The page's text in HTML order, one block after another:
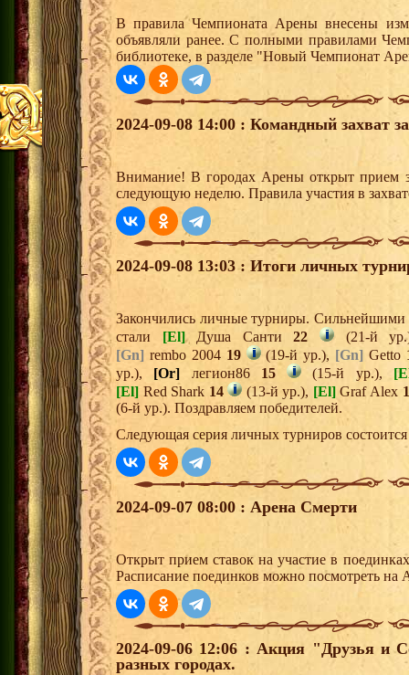
В правила Чемпионата Арены внесены
объявляли ранее. С полными правилами
библиотеке, в разделе "Новый Чемпионат
2024-09-08 14:00 : Командный захват
Внимание! В городах Арены открыт прием
следующую неделю. Правила участия в
2024-09-08 13:03 : Итоги личных
Закончились личные турниры. Сильнейшими
стали [El]Душа Санти22
(21-й
[Gn] rembo 2004 19 (19-й ур.), [Gn] Getto
ур.), [Or] легион86 15 (15-й ур.),
[El] Red Shark 14 (13-й ур.), [El]Graf Alex
(6-й ур.). Поздравляем победителей.
Следующая серия личных турниров состоится
2024-09-07 08:00 : Арена Смерти
Открыт прием ставок на участие в
Расписание поединков можно посмотреть на
2024-09-06 12:06 : Акция "Друзья и
разных городах.